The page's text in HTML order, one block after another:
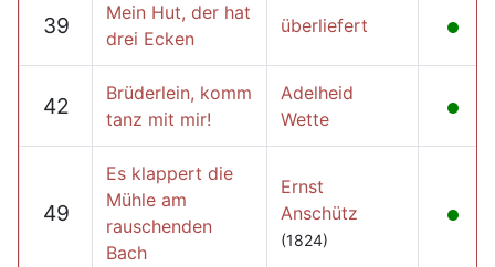
39
Mein Hut, der hat
drei Ecken
überliefert
42
Brüderlein, komm
tanz mit mir!
Adelheid
Wette
49
Es klappert die
Mühle am
rauschenden
Bach
Ernst
Anschütz
(1824)